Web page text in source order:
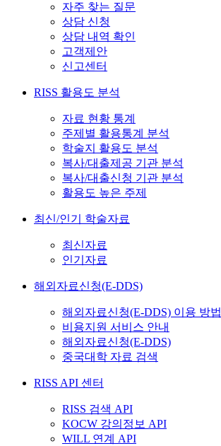
자주 찾는 질문
상담 신청
상담 내역 확인
고객제안
신고센터
RISS 활용도 분석
자료 현황 통계
주제별 활용통계 분석
학술지 활용도 분석
복사/대출제공 기관 분석
복사/대출신청 기관 분석
활용도 높은 주제
최신/인기 학술자료
최신자료
인기자료
해외자료신청(E-DDS)
해외자료신청(E-DDS) 이용 방법
비용지원 서비스 안내
해외자료신청(E-DDS)
중국대학 자료 검색
RISS API 센터
RISS 검색 API
KOCW 강의정보 API
WILL 연계 API